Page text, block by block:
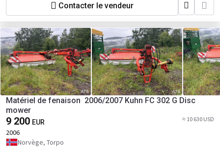
Contacter le vendeur
Matériel de fenaison 2006/2007 Kuhn FC 302 G Disc
mower
9 200 EUR ≈ 10 630 USD
2006
Norvège, Torpo